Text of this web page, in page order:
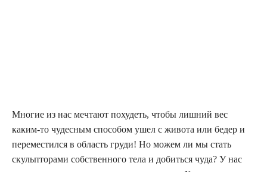
Многие из нас мечтают похудеть, чтобы лишний вес
каким-то чудесным способом ушел с живота или бедер и
переместился в область груди! Но можем ли мы стать
скульпторами собственного тела и добиться чуда? У нас